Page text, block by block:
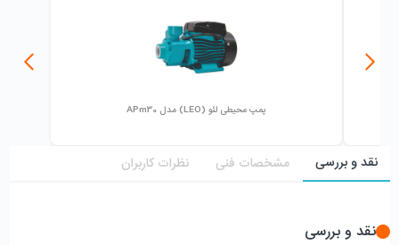
پمپ محیطی لئو (LEO) مدل APm30
نقد و بررسی مشخصات فنی نظرات کاربران
نقد و بررسی